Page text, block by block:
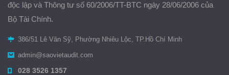
độc lập và Thông tư số 60/2006/TT-BTC ngày 28/06/2006 của
Bộ Tài Chính.
386/51 Lê Văn Sỹ, Phường Nhiêu Lộc, TP.Hồ Chí Minh
admin@saovietaudit.com
028 3526 1357